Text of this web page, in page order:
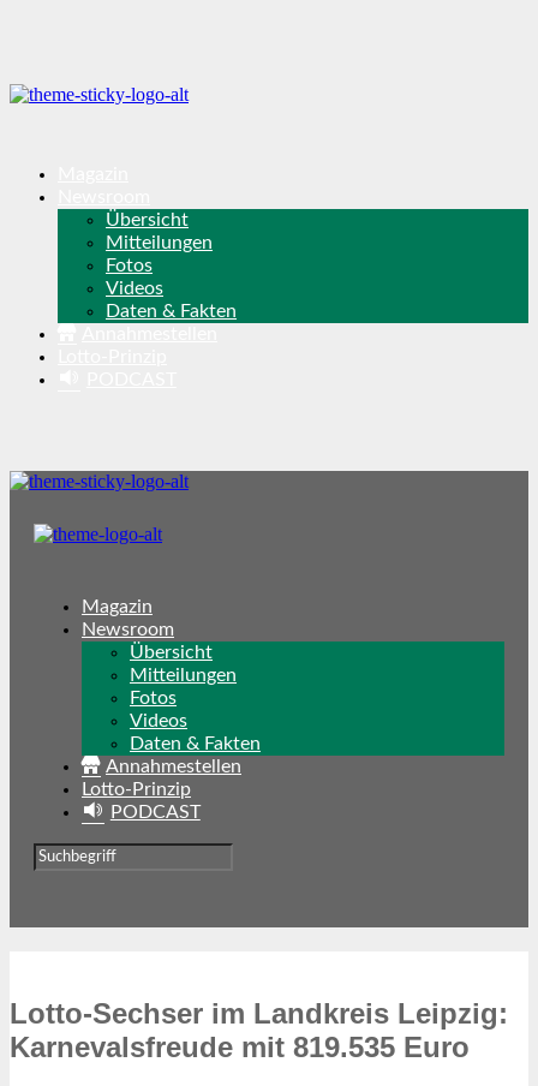
Übersicht
Mitteilungen
Fotos
Videos
Daten & Fakten
Magazin
Newsroom
Übersicht
Mitteilungen
Fotos
Videos
Daten & Fakten
Annahmestellen
Lotto-Prinzip
PODCAST
Lotto-Sechser im Landkreis Leipzig:
Karnevalsfreude mit 819.535 Euro